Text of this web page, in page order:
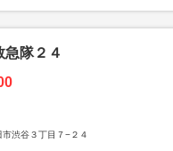
急隊２４
市渋谷３丁目７−２４